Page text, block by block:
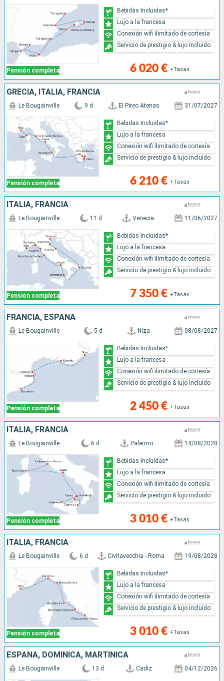
Pensión completa 6 020 € +Tasas
Bebidas Incluidas*
Lujo a la francesa
Conexión wifi ilimitado de cortesía
Servicio de prestigio & lujo incluido
GRECIA, ITALIA, FRANCIA
Pensión completa
Le Bougainville 9 d El Pireo Atenas 31/07/2027
6 210 € +Tasas
Bebidas Incluidas*
Lujo a la francesa
Conexión wifi ilimitado de cortesía
Servicio de prestigio & lujo incluido
ITALIA, FRANCIA
Pensión completa
Le Bougainville 11 d Venecia 11/06/2027
7 350 € +Tasas
Bebidas Incluidas*
Lujo a la francesa
Conexión wifi ilimitado de cortesía
Servicio de prestigio & lujo incluido
FRANCIA, ESPAÑA
Pensión completa
Le Bougainville 5 d Niza 08/08/2027
2 450 € +Tasas
Bebidas Incluidas*
Lujo a la francesa
Conexión wifi ilimitado de cortesía
Servicio de prestigio & lujo incluido
ITALIA, FRANCIA
Pensión completa
Le Bougainville 6 d Palermo 14/08/2028
3 010 € +Tasas
Bebidas Incluidas*
Lujo a la francesa
Conexión wifi ilimitado de cortesía
Servicio de prestigio & lujo incluido
ITALIA, FRANCIA
Pensión completa
Le Bougainville 6 d Civitavecchia - Roma 19/08/2028
3 010 € +Tasas
Bebidas Incluidas*
Lujo a la francesa
Conexión wifi ilimitado de cortesía
Servicio de prestigio & lujo incluido
ESPAÑA, DOMINICA, MARTINICA
Le Bougainville 13 d Cadiz 04/12/2026